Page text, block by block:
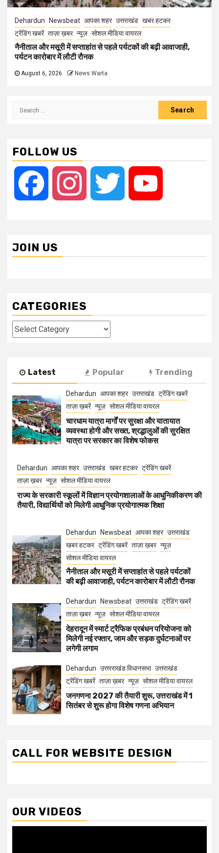
Dehardun Newsbeat आपका शहर उत्तराखंड खबर हटकर
ट्रेंडिंग खबरें ताज़ा ख़बर न्यूज़ सोशल मीडिया वायरल
नैनीताल और मसूरी में सप्ताहांत से पहले पर्यटकों की बढ़ी आवाजाही,
पर्यटन कारोबार में लौटी रौनक
August 6, 2026 News Warta
Search
FOLLOW US
Facebook Instagram Twitter
JOIN US
CATEGORIES
Categories
Latest Popular Trending
Dehardun आपका शहर उत्तराखंड ट्रेंडिंग खबरें
ताज़ा ख़बरें न्यूज़ सोशल मीडिया वायरल
चारधाम यात्रा मार्गों पर सुरक्षा और यातायात
व्यवस्था होगी और सख्त, श्रद्धालुओं की सुरक्षित
यात्रा पर सरकार का विशेष फोकस
Dehardun आपका शहर उत्तराखंड खबर हटकर ट्रेंडिंग खबरें
ताज़ा ख़बर न्यूज़ सोशल मीडिया वायरल
राज्य के सरकारी स्कूलों में विज्ञान प्रयोगशालाओं के आधुनिकीकरण की
तैयारी, विद्यार्थियों को मिलेगी आधुनिक प्रयोगात्मक शिक्षा
Dehardun Newsbeat आपका शहर उत्तराखंड
खबर हटकर ट्रेंडिंग खबरें ताज़ा ख़बर न्यूज़
सोशल मीडिया वायरल
नैनीताल और मसूरी में सप्ताहांत से पहले पर्यटकों
की बढ़ी आवाजाही, पर्यटन कारोबार में लौटी रौनक
Dehardun Newsbeat उत्तराखंड ट्रेंडिंग खबरें
ताज़ा ख़बर न्यूज़ सोशल मीडिया वायरल
देहरादून में स्मार्ट ट्रैफिक प्रबंधन परियोजना को
मिलेगी नई रफ्तार, जाम और सड़क दुर्घटनाओं पर
लगेगी लगाम
Dehardun उत्तरराखंड विधानसभा उत्तराखंड
ट्रेंडिंग खबरें ताज़ा ख़बर न्यूज़ सोशल मीडिया वायरल
जनगणना 2027 की तैयारी शुरू, उत्तराखंड में 1
सितंबर से शुरू होगा विशेष गणना अभियान
CALL FOR WEBSITE DESIGN
OUR VIDEOS